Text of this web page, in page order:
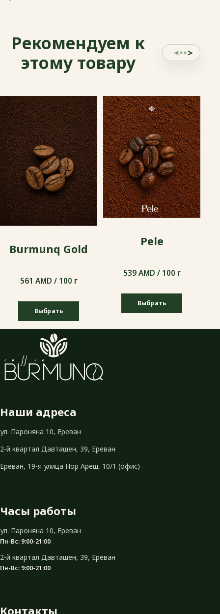
Рекомендуем к
этому товару
Burmunq Gold
561 AMD / 100 г
Выбрать
561 AMD / 100 г
Pele
539 AMD / 100 г
Выбрать
Наши адреса
ул. Пароняна 10, Ереван
2-й квартал Давташен, 39, Ереван
Ереван, 19-я улица Нор Ареш, 10/1 (офис)
Часы работы
ул. Пароняна 10, Ереван
Пн-Вс: 9:00-21:00
2-й квартал Давташен, 39, Ереван
Пн-Вс: 9:00-21:00
Контакты